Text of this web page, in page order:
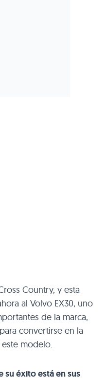
Country, y esta
al Volvo EX30, uno
de la marca,
convertirse en la
modelo.
su éxito está en sus